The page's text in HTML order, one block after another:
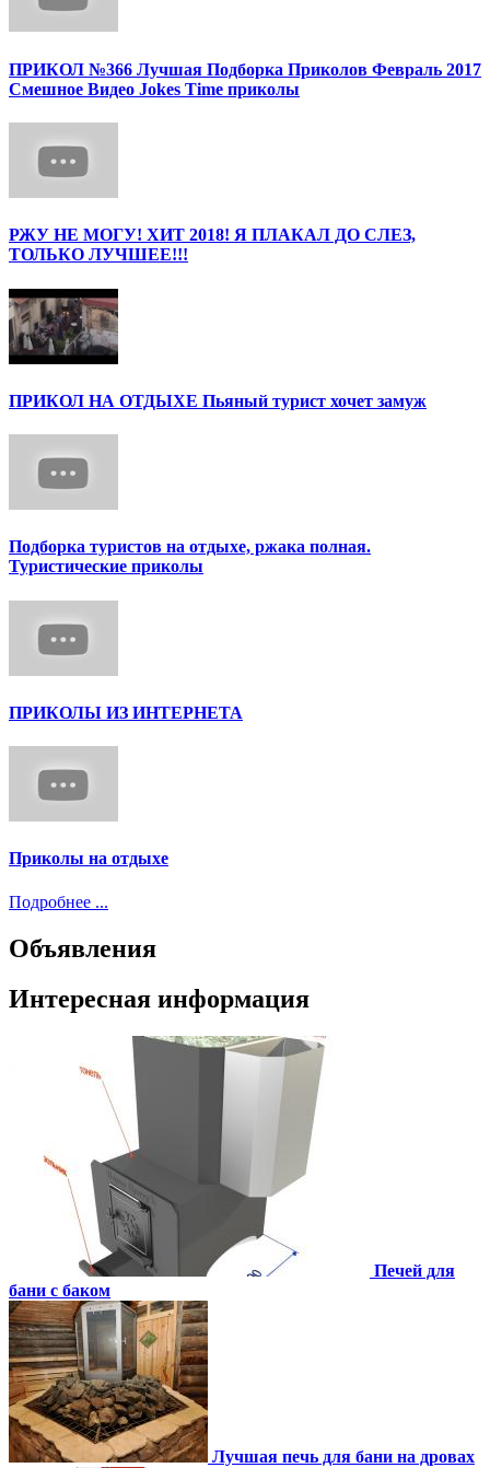
ПРИКОЛ №366 Лучшая Подборка Приколов Февраль 2017
Смешное Видео Jokes Time приколы
РЖУ НЕ МОГУ! ХИТ 2018! Я ПЛАКАЛ ДО СЛЕЗ,
ТОЛЬКО ЛУЧШЕЕ!!!
ПРИКОЛ НА ОТДЫХЕ Пьяный турист хочет замуж
Подборка туристов на отдыхе, ржака полная.
Туристические приколы
ПРИКОЛЫ ИЗ ИНТЕРНЕТА
Приколы на отдыхе
Подробнее ...
Объявления
Интересная информация
Печей для
бани с баком
Лучшая печь для бани на дровах